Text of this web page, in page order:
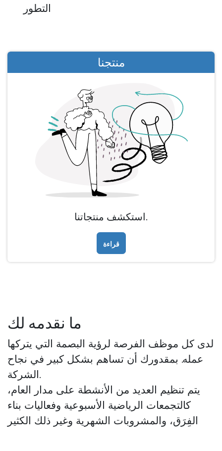
التطور
منتجنا
استكشف منتجاتنا.
قراءة
ما نقدمه لك
لدى كل موظف الفرصة لرؤية البصمة التي يتركها
عمله. بمقدورك أن تساهم بشكل كبير في نجاح
الشركة.
يتم تنظيم العديد من الأنشطة على مدار العام،
كالتجمعات الرياضية الأسبوعية وفعاليات بناء
الفِرَق، والمشروبات الشهرية وغير ذلك الكثير